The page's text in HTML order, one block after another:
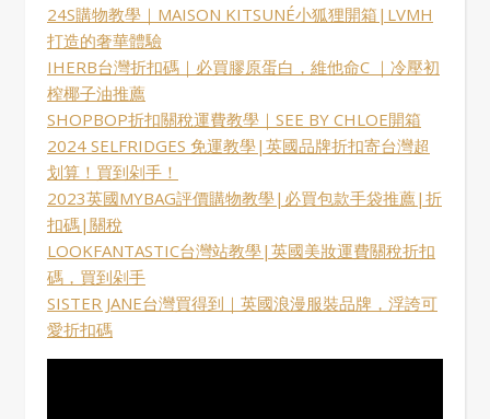
24S購物教學｜MAISON KITSUNÉ小狐狸開箱|LVMH
打造的奢華體驗
IHERB台灣折扣碼｜必買膠原蛋白，維他命C ｜冷壓初
榨椰子油推薦
SHOPBOP折扣關稅運費教學｜SEE BY CHLOE開箱
2024 SELFRIDGES 免運教學|英國品牌折扣寄台灣超
划算！買到剁手！
2023英國MYBAG評價購物教學|必買包款手袋推薦|折
扣碼|關稅
LOOKFANTASTIC台灣站教學|英國美妝運費關稅折扣
碼，買到剁手
SISTER JANE台灣買得到｜英國浪漫服裝品牌，浮誇可
愛折扣碼